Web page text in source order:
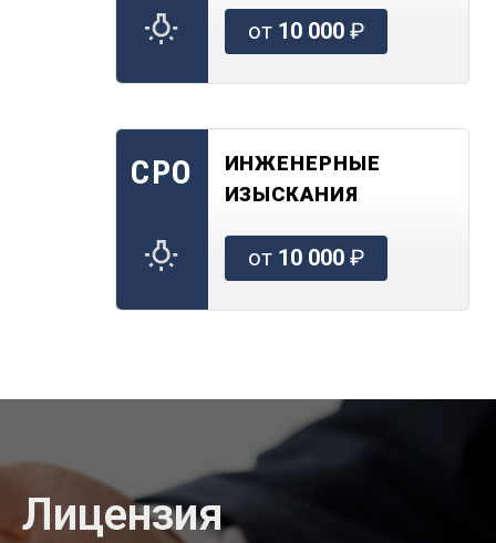
от 10 000₽
СРО
ИНЖЕНЕРНЫЕ
ИЗЫСКАНИЯ
от 10 000₽
Лицензия